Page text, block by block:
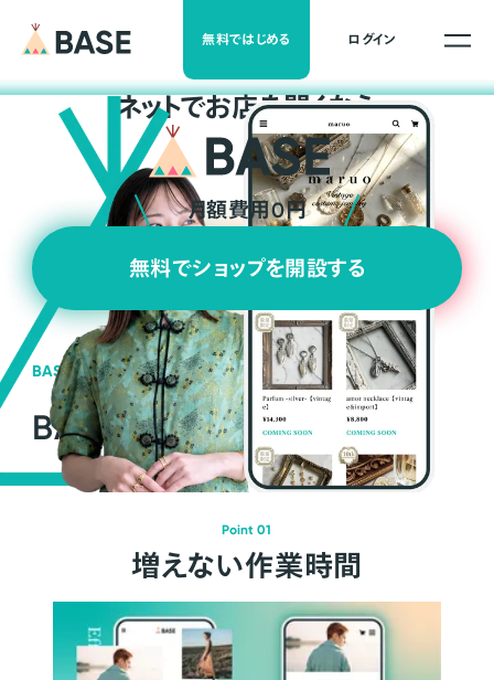
無料ではじめる ログイン
ネットでお店を開くなら
月額費用0円
無料でショップを開設する
BASEの強み
BASEが強い3つの理由
Point 01
増えない作業時間